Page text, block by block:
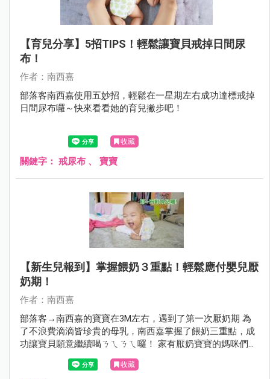
【育兒分享】5招TIPS！輕鬆讓寶貝戒掉日間尿
布！
作者：南西嘉
部落客南西嘉使用五妙招，輕鬆在一星期左右成功達標戒掉
日間尿布囉～快來看看她的育兒撇步吧！
收藏
關鍵字： 戒尿布 、 寶寶
【新生兒報到】掌握餵奶３重點！輕鬆應付嬰兒厭
奶期！
作者：南西嘉
部落客→南西嘉的寶寶在3M左右，遇到了第一次厭奶期 為
了不浪費滴滴皆珍貴的母乳，南西嘉掌握了餵奶三重點，成
功讓寶貝願意繼續喝ㄋㄟㄋㄟ囉！ 家有厭奶寶寶的媽咪們也
來參考看看吧～ ＊此為部落客個人經驗，不代表適用於任何
收藏